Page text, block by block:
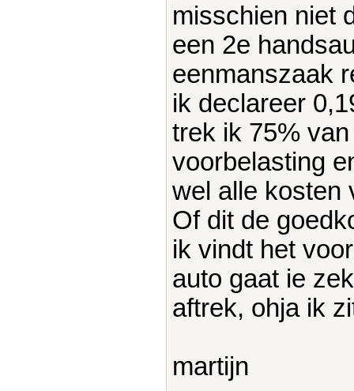
misschien niet
een 2e
eenmanszaak
ik declareer
trek ik 75%
voorbelasting
wel alle kosten
Of dit de
ik vindt het
auto gaat ie
aftrek, ohja ik
martijn